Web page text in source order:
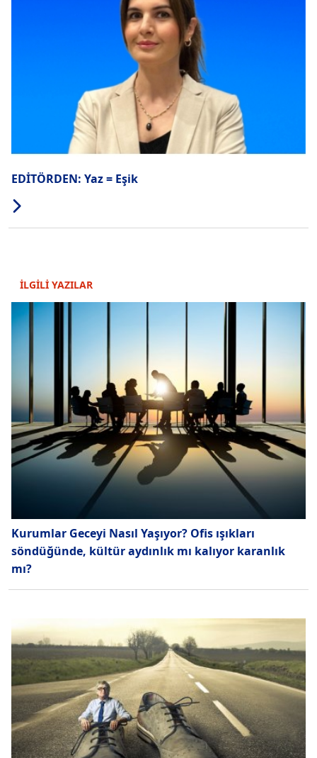
EDİTÖRDEN: Yaz = Eşik
İLGİLİ YAZILAR
Kurumlar Geceyi Nasıl Yaşıyor? Ofis ışıkları
söndüğünde, kültür aydınlık mı kalıyor karanlık
mı?